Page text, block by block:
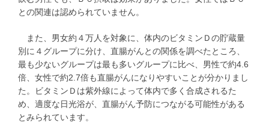
との関連は認められていません。
また、男女約４万人を対象に、体内のビタミンＤの貯蔵量
別に４グループに分け、直腸がんとの関係を調べたところ、
最も少ないグループは最も多いグループに比べ、男性で約4.6
倍、女性で約2.7倍も直腸がんになりやすいことが分かりまし
た。ビタミンＤは紫外線によって体内で多く合成されるた
め、適度な日光浴が、直腸がん予防につながる可能性がある
とみられています。